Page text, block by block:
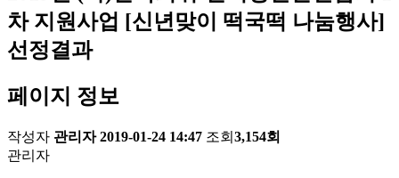
차 지원사업 [신년맞이 떡국떡 나눔행사]
선정결과
페이지 정보
작성자 관리자 2019-01-24 14:47 조회 3,154회
관리자